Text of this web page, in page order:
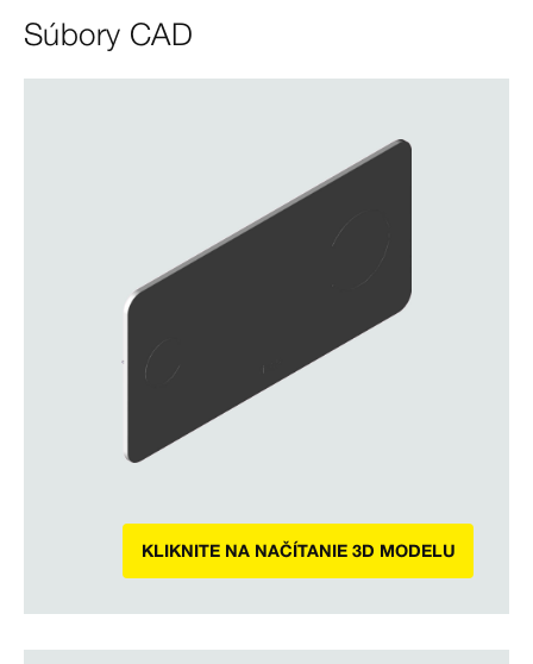
Súbory CAD
KLIKNITE NA NAČÍTANIE 3D MODELU